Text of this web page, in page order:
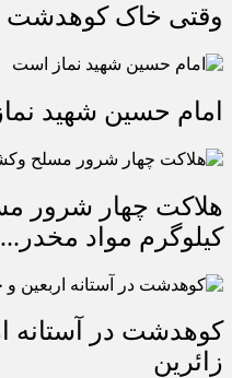
وقتی خاک کوهدشت
امام حسین شهید
کیلوگرم مواد مخدر...
کوهدشت در آستانه
زائرین